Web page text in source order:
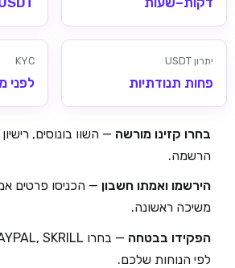
יתרון USDT
פחות תנודתיות
KYC
לפני
בחרו קזינו מורשה — השוו בונוסים,
הרשמה.
הירשמו ואמתו חשבון
משיכה ראשונה.
הפקידו בבטחה
לפי הנוחות שלכם.